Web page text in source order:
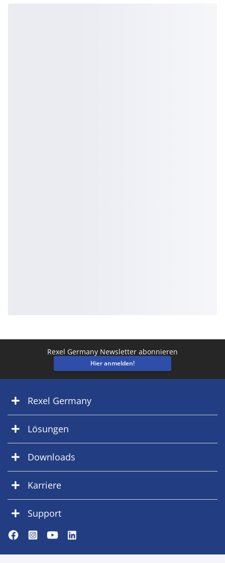
Rexel Germany Newsletter abonnieren
Hier anmelden!
Rexel Germany
Lösungen
Downloads
Karriere
Support